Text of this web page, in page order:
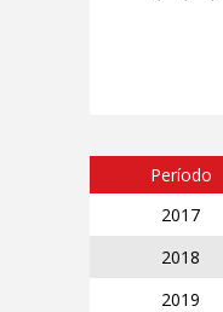
Período
2017
2018
2019